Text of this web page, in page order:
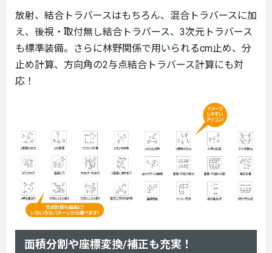
放射、結合トラバースはもちろん、混合トラバースに加
え、後視・取付無し結合トラバース、3次元トラバース
も標準装備。さらに林野関係で用いられるcm止め、分
止め計算、方向角の2与点結合トラバース計算にも対
応！
面積分割や座標変換/補正も充実！